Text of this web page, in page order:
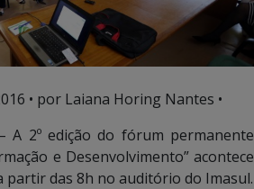
• por Laiana Horing Nantes •
A 2º edição do fórum permanente
e Desenvolvimento” acontece
partir das 8h no auditório do Imasul.